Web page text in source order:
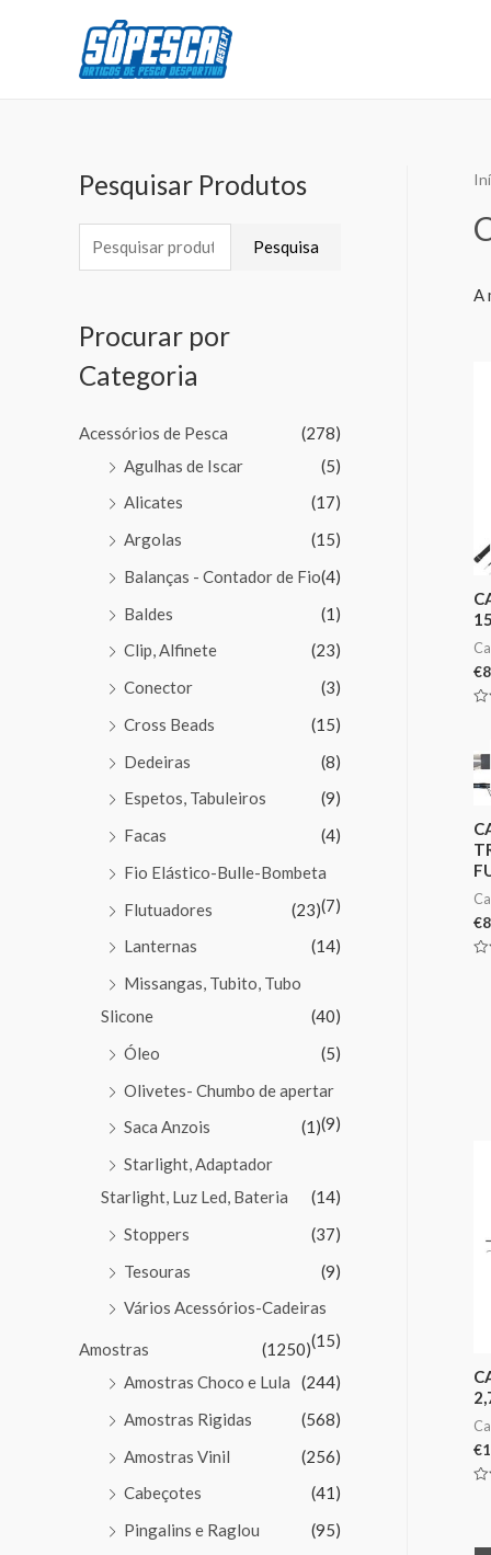
Pesquisar Produtos
Pesquisa
Procurar por
Categoria
Acessórios de Pesca
(278)
Agulhas de Iscar
(5)
Alicates
(17)
Argolas
(15)
Balanças - Contador de Fio(4)
Baldes
(1)
Clip, Alfinete
(23)
Conector
(3)
Cross Beads
(15)
Dedeiras
(8)
Espetos, Tabuleiros
(9)
Facas
(4)
Fio Elástico-Bulle-Bombeta
(7)
Flutuadores
(23)
Lanternas
(14)
Missangas, Tubito, Tubo
Slicone
(40)
Óleo
(5)
Olivetes- Chumbo de apertar
(9)
Saca Anzois
(1)
Starlight, Adaptador
Starlight, Luz Led, Bateria
(14)
Stoppers
(37)
Tesouras
(9)
Vários Acessórios-Cadeiras
(15)
Amostras
(1250)
Amostras Choco e Lula
(244)
Amostras Rigidas
(568)
Amostras Vinil
(256)
Cabeçotes
(41)
Pingalins e Raglou
(95)
A
€
5
€
€